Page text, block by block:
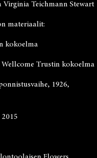
Virginia Teichmann Stewart
materiaalit:
kokoelma
Trustin kokoelma
1926,